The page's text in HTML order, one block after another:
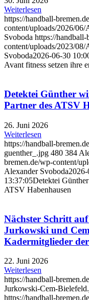
Weiterlesen
https://handball-
content/uploads/2026/06/
Svoboda https://handball-
content/uploads/2023/
Svoboda2026-06-30
Avant fitness setzen ihre
Detektei Günther
Partner des ATSV
26. Juni 2026
Weiterlesen
https://handball-
guenther_.jpg 480 384
bremen.de/wp-content/
Alexander Svoboda
13:37:05Detektei
ATSV Habenhausen
Nächster Schritt
Jurkowski und
Kadermitglieder
22. Juni 2026
Weiterlesen
https://handball-
Jurkowski-Cem-
https://handball-